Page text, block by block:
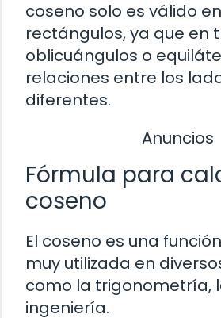
coseno solo es válido
rectángulos, ya que en
oblicuángulos o
relaciones entre los
diferentes.
Anuncios
Fórmula para
coseno
El coseno es una
muy utilizada en
como la trigonometría,
ingeniería.